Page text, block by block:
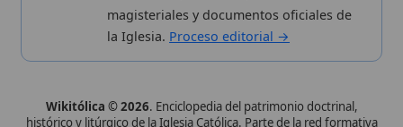
Proceso editorial
Publicación seriada
Datos abiertos
Aviso legal
Más visitados
Nuevas entradas
Cambios recientes
Kit de Prensa
✦ SÍGUENOS EN